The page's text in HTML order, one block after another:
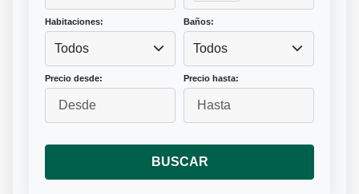
Habitaciones:
Todos
Baños:
Todos
Precio desde: Precio hasta:
BUSCAR